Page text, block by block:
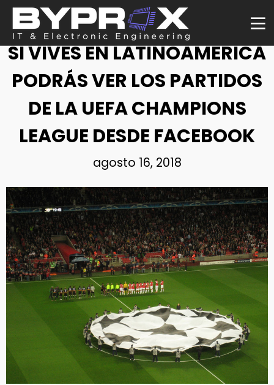
NOTICIA
SI VIVES EN LATINOAMÉRICA
PODRÁS VER LOS PARTIDOS
DE LA UEFA CHAMPIONS
LEAGUE DESDE FACEBOOK
agosto 16, 2018